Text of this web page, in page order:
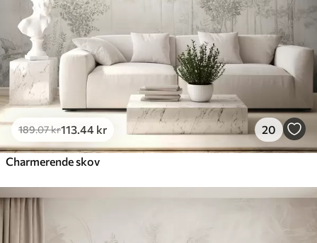
189.07kr113 .44 kr 20
Charmerende skov